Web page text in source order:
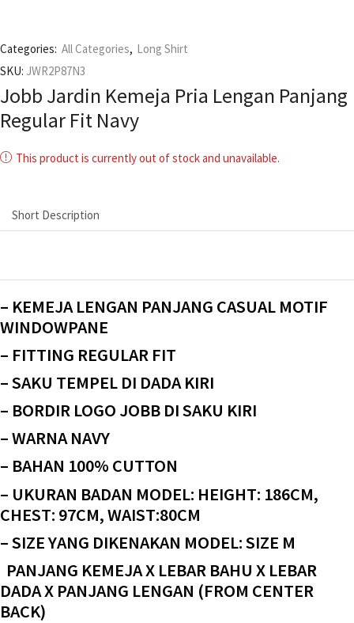
Categories: All Categories, Long Shirt
SKU: JWR2P87N3
Jobb Jardin Kemeja Pria Lengan Panjang
Regular Fit Navy
This product is currently out of stock and unavailable.
Short Description
– KEMEJA LENGAN PANJANG CASUAL MOTIF
WINDOWPANE
– FITTING REGULAR FIT
– SAKU TEMPEL DI DADA KIRI
– BORDIR LOGO JOBB DI SAKU KIRI
– WARNA NAVY
– BAHAN 100% CUTTON
– UKURAN BADAN MODEL: HEIGHT: 186CM,
CHEST: 97CM, WAIST:80CM
– SIZE YANG DIKENAKAN MODEL: SIZE M
PANJANG KEMEJA X LEBAR BAHU X LEBAR
DADA X PANJANG LENGAN (FROM CENTER
BACK)